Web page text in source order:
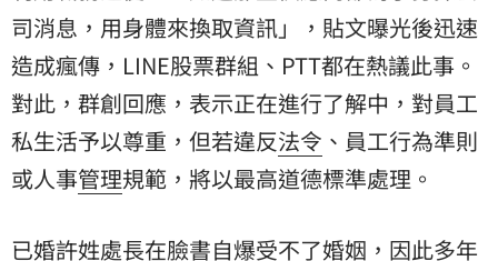
司消息，用身體來換取資訊」，貼文曝光後迅速
造成瘋傳，LINE股票群組、PTT都在熱議此事。
對此，群創回應，表示正在進行了解中，對員工
私生活予以尊重，但若違反法令 、員工行為準則
或人事管理規範，將以最高道德標準處理。
已婚許姓處長在臉書自爆受不了婚姻，因此多年